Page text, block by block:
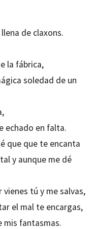
de claxons.
la fábrica,
soledad de un
echado en falta.
que que te encanta
y aunque me dé
tú y me salvas,
el mal te encargas,
mis fantasmas.